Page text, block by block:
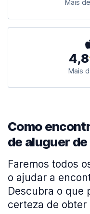
Mais
4,8
Mais
Como
de aluguer
Faremos todos
o ajudar a
Descubra o que
certeza de obter